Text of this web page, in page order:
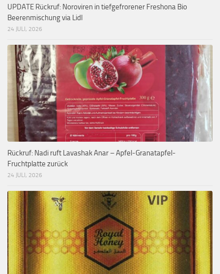
UPDATE Rückruf: Noroviren in tiefgefrorener Freshona Bio
Beerenmischung via Lidl
24 JULI, 2026
Rückruf: Nadi ruft Lavashak Anar – Apfel-Granatapfel-
Fruchtplatte zurück
24 JULI, 2026